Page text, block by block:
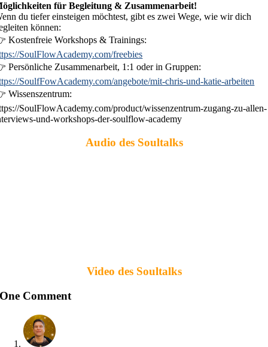
für Begleitung & Zusammenarbeit!
du tiefer einsteigen möchtest, gibt es zwei Wege, wie wir dich
können:
Kostenfreie Workshops & Trainings:
SoulFlowAcademy.com/freebies
Persönliche Zusammenarbeit, 1:1 oder in Gruppen:
SoulfFowAcademy.com/angebote/mit-chris-und-katie-arbeiten
Wissenszentrum:
SoulFlowAcademy.com/product/wissenzentrum-zugang-zu-allen-
und-workshops-der-soulflow-academy
Audio des Soultalks
Video des Soultalks
One Comment